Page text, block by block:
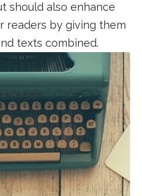
should also enhance
readers by giving them
texts combined.